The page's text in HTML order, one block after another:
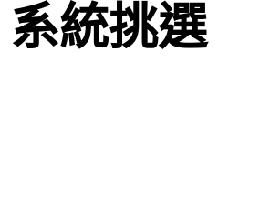
統挑選